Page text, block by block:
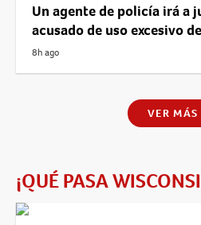
Un agente de policía irá a
acusado de uso excesivo
8h ago
VER MÁS
¡QUÉ PASA